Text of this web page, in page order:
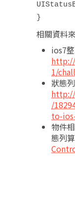
}
相關資料
ios7整
1/
狀態
/
to-
物件
態列